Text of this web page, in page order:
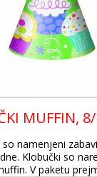
MUFFIN, 8/
namenjeni
Klobučki so
V paketu